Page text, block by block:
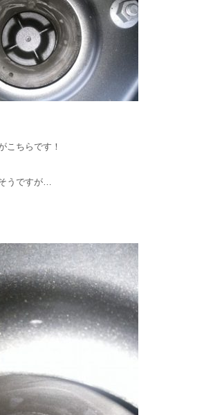
こちらです！
うですが…